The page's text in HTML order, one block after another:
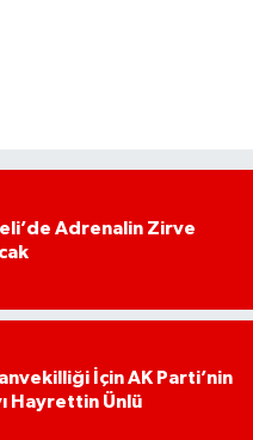
Adrenalin Zirve
İçin AK Parti’nin
Hayrettin Ünlü